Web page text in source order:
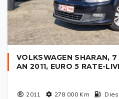
VOLKSWAGEN SHARAN,
AN 2011, EURO 5 RATE-
2011 278 000Km